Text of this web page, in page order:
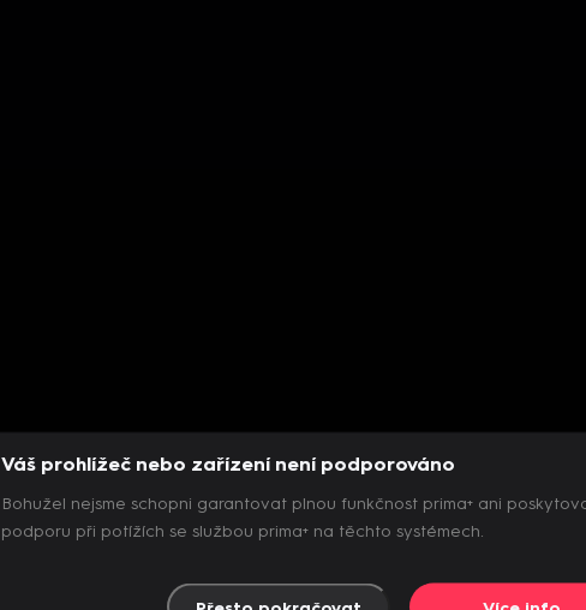
Váš prohlížeč nebo zařízení není podporováno
Bohužel nejsme schopni garantovat plnou funkčnost prima+ ani
podporu při potížích se službou prima+ na těchto systémech.